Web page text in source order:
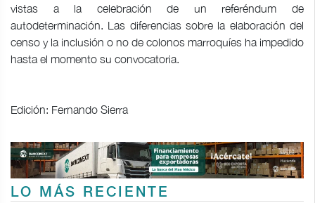
vistas a la celebración de un referéndum de
autodeterminación. Las diferencias sobre la elaboración del
censo y la inclusión o no de colonos marroquíes ha impedido
hasta el momento su convocatoria.
Edición: Fernando Sierra
LO MÁS RECIENTE